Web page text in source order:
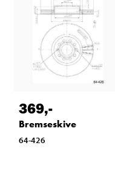
369,-
Bremseskive
64-426